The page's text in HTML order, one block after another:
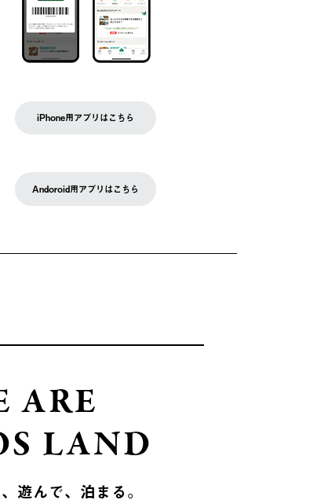
iPhone用アプリはこちら
Andoroid用アプリはこちら
ARE
LAND
遊んで、泊まる。